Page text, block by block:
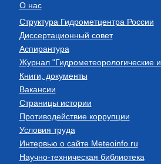
О нас
Структура Гидрометцентра России
Диссертационный совет
Аспирантура
Журнал "Гидрометеорологические
Книги, документы
Вакансии
Страницы истории
Противодействие коррупции
Условия труда
Интервью о сайте Meteoinfo.ru
Научно-техническая библиотека